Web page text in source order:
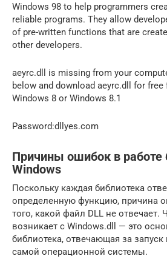
Windows 98 to help programmers
reliable programs. They allow
of pre-written functions that are
other developers.
aeyrc.dll is missing from your
below and download aeyrc.dll for free
Windows 8 or Windows 8.1
Password:dllyes.com
Причины ошибок в работе
Windows
Поскольку каждая библиотека
определенную функцию, причина
того, какой файл DLL не отвечает.
возникает с Windows.dll — это
библиотека, отвечающая за
самой операционной системы.